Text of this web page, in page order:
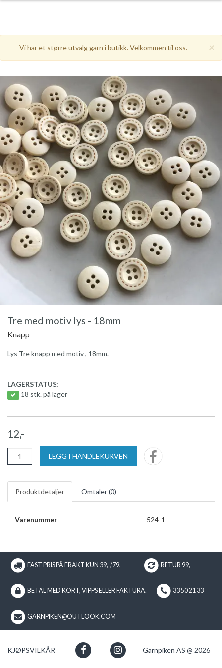
×
Vi har et større utvalg garn i butikk. Velkommen til oss.
Tre med motiv lys - 18mm
Knapp
Lys Tre knapp med motiv , 18mm.
LAGERSTATUS:
18 stk. på lager
12,-
LEGG I HANDLEKURVEN
Produktdetaljer Omtaler (0)
Varenummer 524-1
FAST PRIS PÅ FRAKT KUN 39,-/79,- RETUR 99,-
BETAL MED KORT, VIPPS ELLER FAKTURA. 33 50 21 33
GARNPIKEN@OUTLOOK.COM
KJØPSVILKÅR Garnpiken AS @ 2026